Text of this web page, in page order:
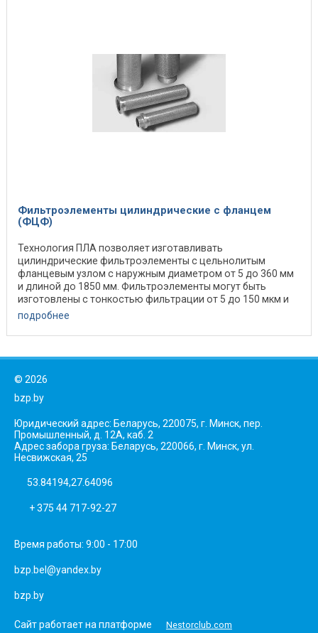
Фильтроэлементы цилиндрические с фланцем
(ФЦФ)
Технология ПЛА позволяет изготавливать
цилиндрические фильтроэлементы с цельнолитым
фланцевым узлом с наружным диаметром от 5 до 360 мм
и длиной до 1850 мм. Фильтроэлементы могут быть
изготовлены с тонкостью фильтрации от 5 до 150 мкм и
больше. ...
подробнее
© 2026
bzp.by
Юридический адрес: Беларусь, 220075, г. Минск, пер.
Промышленный, д. 12А, каб. 2
Адрес забора груза: Беларусь, 220066, г. Минск, ул.
Несвижская, 25
53.84194,27.64096
+ 375 44 717-92-27
Время работы: 9:00 - 17:00
bzp.bel@yandex.by
bzp.by
Сайт работает на платформе Nestorclub.com